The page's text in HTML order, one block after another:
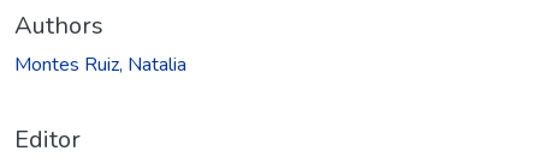
Authors
Montes Ruiz, Natalia
Editor